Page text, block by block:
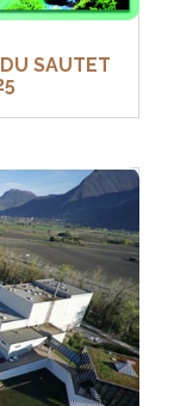
SAUTET